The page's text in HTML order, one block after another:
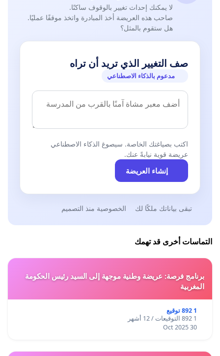
لا يمكنك إحداث تغيير بالوقوف ساكنًا.
صاحب هذه العريضة أخذ المبادرة واتخذ موقفًا عمليًا.
هل ستقوم بالمثل؟
صف التغيير الذي تريد أن تراه
مدعوم بالذكاء الاصطناعي
اكتب بصياغتك الخاصة. سيصوغ الذكاء الاصطناعي
عريضة قوية نيابةً عنك.
إنشاء العريضة
تبقى بياناتك ملكًا لك الخصوصية منذ التصميم
التماسات أخرى قد تهمك
برنامج فرصة: عريضة وطنية موجهة إلى السيد رئيس الحكومة
المغربية
1 892 توقيع
1 892 التوقيعات / 12 أشهر
30 Oct 2025